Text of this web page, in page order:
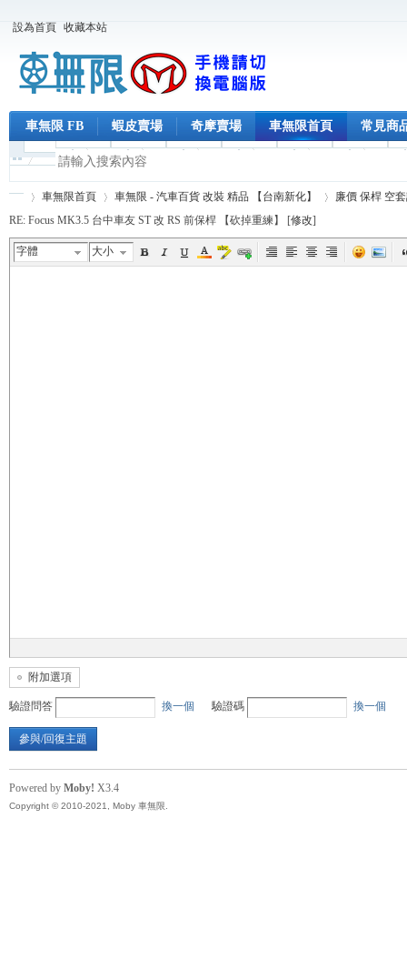
設為首頁 收藏本站
車無限 FB 蝦皮賣場 奇摩賣場 車無限首頁 常見商
限
車無限首頁 車無限 - 汽車百貨 改裝 精品 【台南新化】
廉價 保桿 空
RE: Focus MK3.5 台中車友 ST 改 RS 前保桿 【砍掉重練】 [修改]
字體 大小
附加選項
驗證問答 換一個 驗證碼 換一個
參與/回復主題
Powered by Moby! X3.4
Copyright © 2010-2021, Moby 車無限.